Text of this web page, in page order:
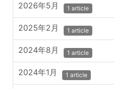
2026年5月 1 article
2025年2月 1 article
2024年8月 1 article
2024年1月 1 article